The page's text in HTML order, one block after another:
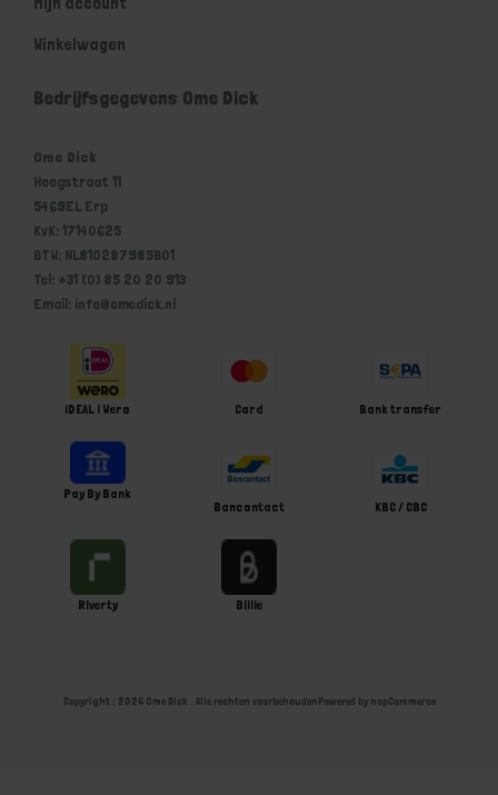
Winkelwagen
Bedrijfsgegevens Ome Dick
Ome Dick
Hoogstraat 11
5469EL Erp
KvK: 17140625
BTW: NL810287985B01
Tel: +31 (0) 85 20 20 913
Email: info@omedick.nl
iDEAL | Wero Card Bank transfer
Pay By Bank
Bancontact
KBC / CBC
Riverty Billie
Copyright ; 2026 Ome Dick . Alle rechten voorbehoudenPowered by nopCommerce